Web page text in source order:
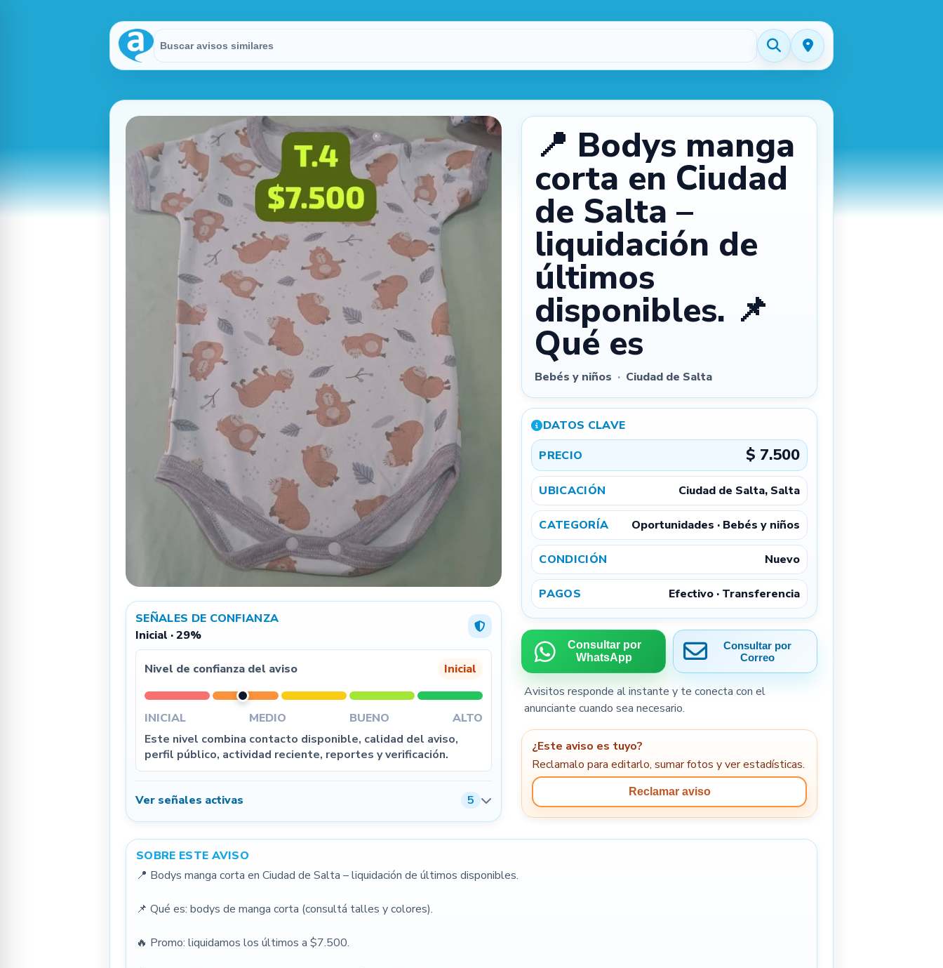
Buscar en Avisitos
SEÑALES DE CONFIANZA
Inicial · 29%
Nivel de confianza del aviso Inicial
INICIAL MEDIO BUENO
ALTO
Este nivel combina contacto disponible, calidad del aviso,
perfil público, actividad reciente, reportes y verificación.
Ver señales activas 5
📍 Bodys manga
corta en Ciudad
de Salta –
liquidación de
últimos
disponibles. 📌
Qué es
Bebés y niños · Ciudad de Salta
DATOS CLAVE
PRECIO
$ 7.500
UBICACIÓN Ciudad de Salta, Salta
CATEGORÍA Oportunidades · Bebés y niños
CONDICIÓN Nuevo
PAGOS Efectivo · Transferencia
Consultar por
WhatsApp
Consultar por
Correo
Avisitos responde al instante y te conecta con el
anunciante cuando sea necesario.
¿Este aviso es tuyo?
Reclamalo para editarlo, sumar fotos y ver estadísticas.
Reclamar aviso
SOBRE ESTE AVISO
📍 Bodys manga corta en Ciudad de Salta – liquidación de últimos disponibles.
📌 Qué es: bodys de manga corta (consultá talles y colores).
🔥 Promo: liquidamos los últimos a $7.500.
Procesando…
2 máx.3
Cámara
Quitar todas
Podés arrastrar las fotos
para cambiar el orden. La primera será la
imagen principal.
3
Referencial
Ubicación aproximada por privacidad
Mostramos tu aviso por provincia y localidad para que
te encuentren cerca, sin exponer una dirección exacta.
5